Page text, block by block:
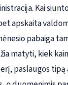
Kai
apskaita
pabaiga
matyti, kiek
paslaugos tipą